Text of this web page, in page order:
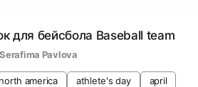
для бейсбола Baseball team
Serafima Pavlova
north america athlete's day
april